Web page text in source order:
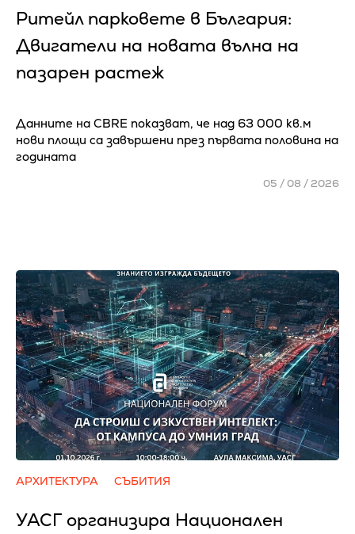
Ритейл парковете в България:
Двигатели на новата вълна на
пазарен растеж
Данните на CBRE показват, че над 63 000 кв.м
нови площи са завършени през първата половина на
годината
05 / 08 / 2026
АРХИТЕКТУРА СЪБИТИЯ
УАСГ организира Национален